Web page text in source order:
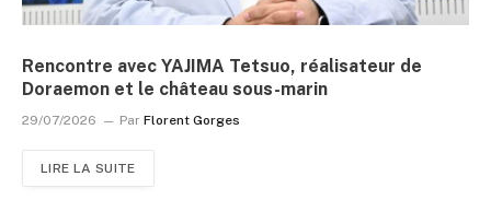
Rencontre avec YAJIMA Tetsuo, réalisateur de
Doraemon et le château sous-marin
29/07/2026 Par Florent Gorges
LIRE LA SUITE